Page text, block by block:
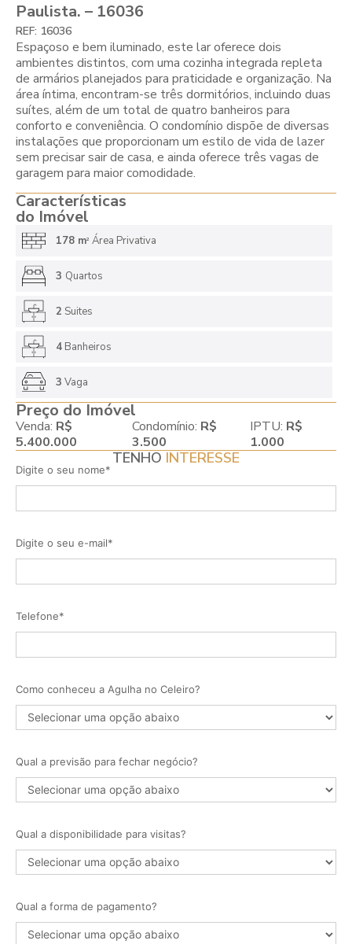
Paulista. – 16036
REF: 16036
Espaçoso e bem iluminado, este lar oferece dois
ambientes distintos, com uma cozinha integrada repleta
de armários planejados para praticidade e organização. Na
área íntima, encontram-se três dormitórios, incluindo duas
suítes, além de um total de quatro banheiros para
conforto e conveniência. O condomínio dispõe de diversas
instalações que proporcionam um estilo de vida de lazer
sem precisar sair de casa, e ainda oferece três vagas de
garagem para maior comodidade.
Características
do Imóvel
178 m2 Área Privativa
3 Quartos
2 Suites
4Banheiros
3 Vaga
Preço do Imóvel
Venda: R$
5.400.000
Condomínio: R$
3.500
IPTU: R$
1.000
TENHO INTERESSE
Digite o seu nome*
Digite o seu e-mail*
Telefone*
Como conheceu a Agulha no Celeiro?
Qual a previsão para fechar negócio?
Qual a disponibilidade para visitas?
Qual a forma de pagamento?